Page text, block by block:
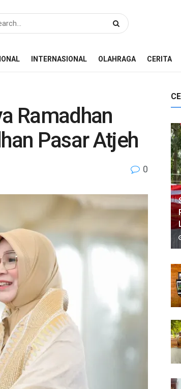
INTERNASIONAL OLAHRAGA CERITA
Ramadhan
Pasar Atjeh
0